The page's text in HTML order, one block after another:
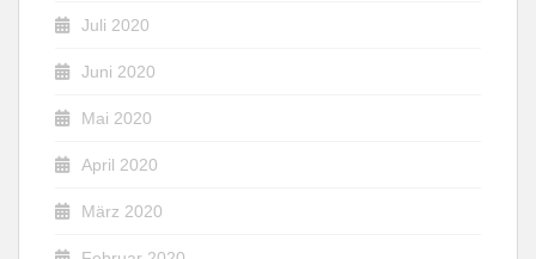
Juli 2020
Juni 2020
Mai 2020
April 2020
März 2020